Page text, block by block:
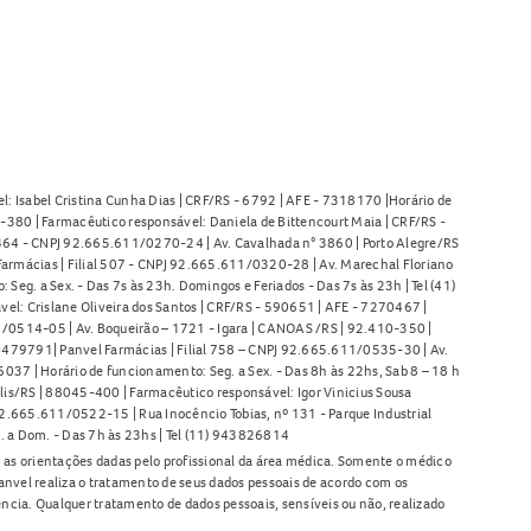
Cristina Cunha Dias | CRF/RS - 6792 | AFE - 7318170 |Horário de
| Farmacêutico responsável: Daniela de Bittencourt Maia | CRF/RS -
- CNPJ 92.665.611/0270-24 | Av. Cavalhada n° 3860 | Porto Alegre/RS
| Filial 507 - CNPJ 92.665.611/0320-28 | Av. Marechal Floriano
a Sex. - Das 7s às 23h. Domingos e Feriados - Das 7s às 23h | Tel (41)
Crislane Oliveira dos Santos | CRF/RS - 590651 | AFE - 7270467 |
0514-05 | Av. Boqueirão – 1721 - Igara | CANOAS /RS | 92.410-350 |
Panvel Farmácias | Filial 758 – CNPJ 92.665.611/0535-30 | Av.
| Horário de funcionamento: Seg. a Sex. - Das 8h às 22hs, Sab 8 – 18 h
RS | 88045-400 | Farmacêutico responsável: Igor Vinicius Sousa
0522-15 | Rua Inocêncio Tobias, nº 131 - Parque Industrial
a Dom. - Das 7h às 23hs | Tel (11) 943826814
orientações dadas pelo profissional da área médica. Somente o médico
realiza o tratamento de seus dados pessoais de acordo com os
Qualquer tratamento de dados pessoais, sensíveis ou não, realizado